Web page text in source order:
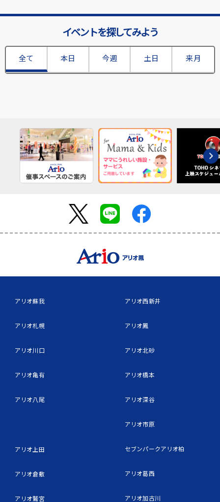
イベントを探してみよう
全て 本日 今週 土日 来月
アリオ蘇我
アリオ札幌
アリオ川口
アリオ亀有
アリオ八尾
アリオ上田
アリオ倉敷
アリオ鷲宮
アリオ西新井
アリオ鳳
アリオ北砂
アリオ橋本
アリオ深谷
アリオ市原
セブンパークアリオ柏
アリオ葛西
アリオ加古川